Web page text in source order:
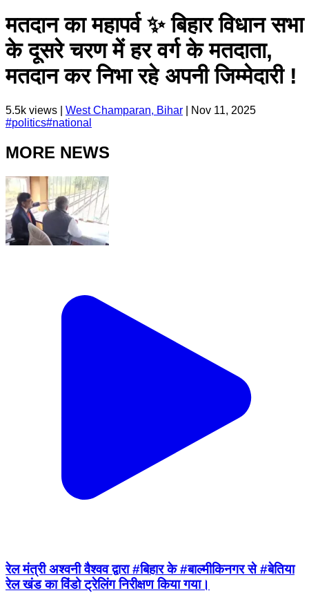
मतदान का महापर्व ✨ बिहार विधान सभा
के दूसरे चरण में हर वर्ग के मतदाता,
मतदान कर निभा रहे अपनी जिम्मेदारी !
5.5k views | West Champaran, Bihar
Nov 11, 2025
#politics#national
MORE NEWS
रेल मंत्री अश्वनी वैश्वव द्वारा #बिहार के #बाल्मीकिनगर से #बेतिया
रेल खंड का विंडो ट्रेलिंग निरीक्षण किया गया।